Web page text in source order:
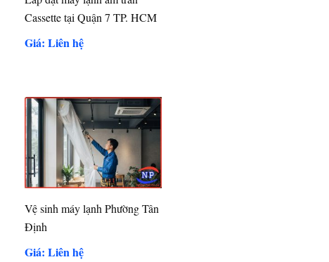
Cassette tại Quận 7 TP. HCM
Giá: Liên hệ
Vệ sinh máy lạnh Phường Tân
Định
Giá: Liên hệ